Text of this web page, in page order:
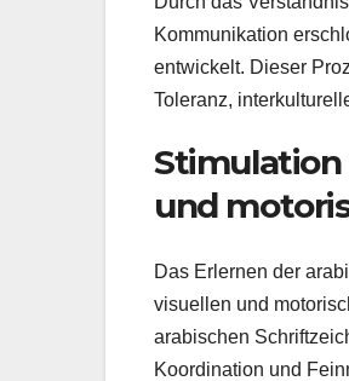
Kommunikation
entwickelt. Dieser
Toleranz,
Stimulation
und
Das Erlernen der
visuellen und
arabischen
Koordination und